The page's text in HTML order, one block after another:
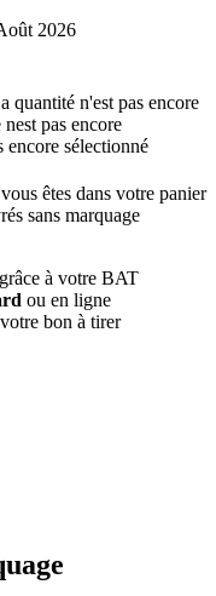
2026
quantité n'est pas encore
pas encore
encore sélectionné
êtes dans votre panier
sans marquage
grâce à votre BAT
ou en ligne
bon à tirer